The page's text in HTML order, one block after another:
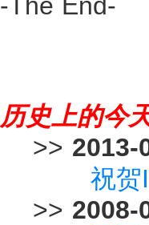
历史上的今
>> 2013-
祝贺
>> 2008-